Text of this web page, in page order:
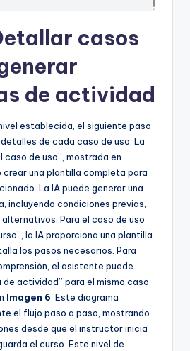
casos
de actividad
establecida, el siguiente paso
de cada caso de uso. La
caso de uso”, mostrada en
crear una plantilla completa para
La IA puede generar una
incluyendo condiciones previas,
Para el caso de uso
la IA proporciona una plantilla
los pasos necesarios. Para
el asistente puede
de actividad” para el mismo caso
Imagen 6 . Este diagrama
el flujo paso a paso, mostrando
desde que el instructor inicia
el curso. Este nivel de